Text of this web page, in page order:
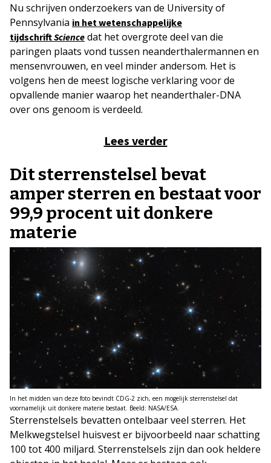
Nu schrijven onderzoekers van de University of
Pennsylvania in het wetenschappelijke
tijdschriftScience dat het overgrote deel van die
paringen plaats vond tussen neanderthalermannen en
mensenvrouwen, en veel minder andersom. Het is
volgens hen de meest logische verklaring voor de
opvallende manier waarop het neanderthaler-DNA
over ons genoom is verdeeld.
Lees verder
Dit sterrenstelsel bevat
amper sterren en bestaat voor
99,9 procent uit donkere
materie
In het midden van deze foto bevindt CDG-2 zich, een mogelijk sterrenstelsel dat
voornamelijk uit donkere materie bestaat. Beeld: NASA/ESA.
Sterrenstelsels bevatten ontelbaar veel sterren. Het
Melkwegstelsel huisvest er bijvoorbeeld naar schatting
100 tot 400 miljard. Sterrenstelsels zijn dan ook heldere